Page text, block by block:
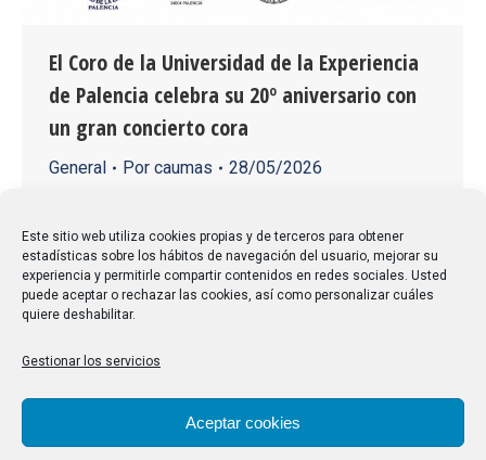
Este sitio web utiliza cookies propias y de terceros para obtener
estadísticas sobre los hábitos de navegación del usuario, mejorar su
experiencia y permitirle compartir contenidos en redes sociales. Usted
puede aceptar o rechazar las cookies, así como personalizar cuáles
quiere deshabilitar.
Gestionar los servicios
Aceptar cookies
El Coro de la Universidad de la Experiencia
de Palencia celebra su 20º aniversario con
un gran concierto cora
General Por caumas 28/05/2026
Coro de la Asociación de Alumnado de la Universidad
de la Experiencia de Palencia, el pasado 23 de mayo
de 2026 se celebró un gran concierto conmemorativo
en la capital palentina. El evento tuvo lugar en la
Iglesia de San José, entre las 20:15 y las…